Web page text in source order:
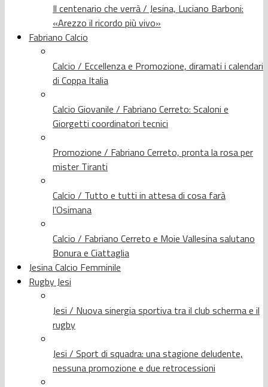
Il centenario che verrà / Jesina, Luciano Barboni:
«Arezzo il ricordo più vivo»
Fabriano Calcio
Calcio / Eccellenza e Promozione, diramati i calendari
di Coppa Italia
Calcio Giovanile / Fabriano Cerreto: Scaloni e
Giorgetti coordinatori tecnici
Promozione / Fabriano Cerreto, pronta la rosa per
mister Tiranti
Calcio / Tutto e tutti in attesa di cosa farà
l’Osimana
Calcio / Fabriano Cerreto e Moie Vallesina salutano
Bonura e Ciattaglia
Jesina Calcio Femminile
Rugby Jesi
Jesi / Nuova sinergia sportiva tra il club scherma e il
rugby
Jesi / Sport di squadra: una stagione deludente,
nessuna promozione e due retrocessioni